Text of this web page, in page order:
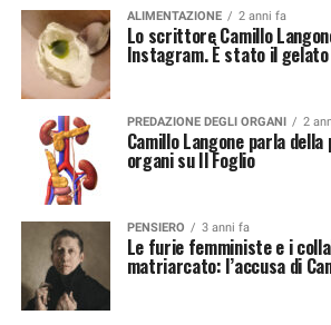
ALIMENTAZIONE 2 anni fa
Lo scrittore Camillo
Instagram. È stato il
PREDAZIONE DEGLI ORGANI 2
Camillo Langone parla
organi su Il Foglio
PENSIERO 3 anni fa
Le furie femministe e i
matriarcato: l’accusa di